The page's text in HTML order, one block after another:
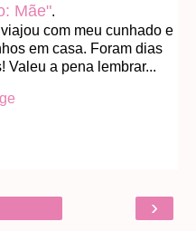
Mãe".
com meu cunhado e
em casa. Foram dias
Valeu a pena lembrar...
›